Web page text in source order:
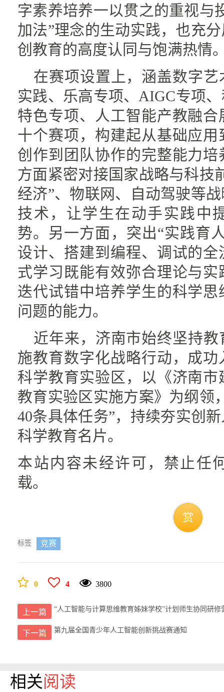
字素养培养一以贯之的重视与
加法”理念的生动实践，也充
创教育的高度认同与饱满热情
在赛项设置上，涵盖数字
实践、乐高专项、AIGC专项
特色专项、人工智能产教融
十个赛项，构建起从基础应
创作到团队协作的完整能力
方面紧密对接国家战略与科技
经济”、物联网、自动驾驶等
技术，让学生在动手实践中
势。另一方面，突出“实践育
设计、搭建到编程、调试的
式学习既能有效弥合理论与
迭代试错中培养学生的科学
问题的能力。
近年来，济南市始终坚持
施教育数字化战略行动，成
科学教育实验区，以《济南
教育实验区实施方案》为纲领
40条具体任务”，持续夯实创
科学教育名片。
本站内容未经许可，禁止任
载。
赏
标签 竞赛
0 4 3800
上一篇 “人工智能与计算思维教育姊妹学校”计划师生协同研修
下一篇 第九届全国青少年人工智能创新挑战赛通知
相关阅读